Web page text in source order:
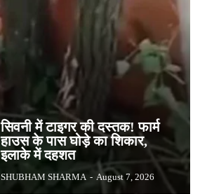
सिवनी में टाइगर की दस्तक! फार्म
हाउस के पास घोड़े का शिकार,
इलाके में दहशत
SHUBHAM SHARMA - August 7, 2026